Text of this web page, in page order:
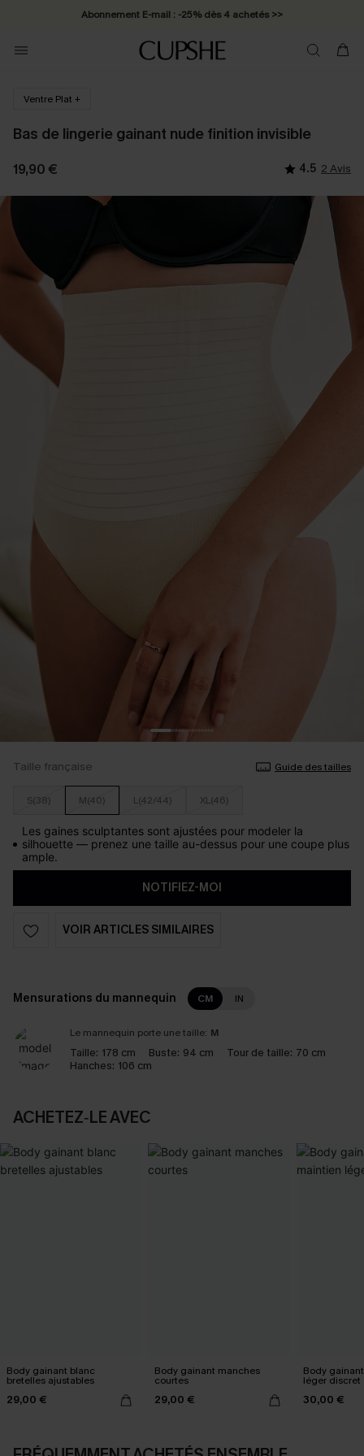
Abonnement E-mail : -25% dès 4 achetés >>
Ventre Plat +
Bas de lingerie gainant nude finition invisible
19,90 € 4.5 2 Avis
Taille française Guide des tailles
S(38) M(40) L(42/44) XL(46)
Les gaines sculptantes sont ajustées pour modeler la
silhouette — prenez une taille au-dessus pour une coupe plus
ample.
NOTIFIEZ-MOI
VOIR ARTICLES SIMILAIRES
Mensurations du mannequin CM IN
Le mannequin porte une taille: M
Taille: 178 cm Buste: 94 cm Tour de taille: 70 cm
Hanches: 106 cm
ACHETEZ‑LE AVEC
Body gainant blanc
bretelles ajustables
29,00 €
Body gainant manches
courtes
29,00 €
Body
léger discret
30,00 €